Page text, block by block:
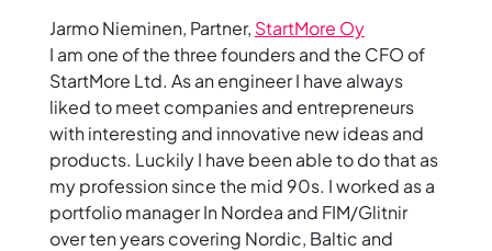
Jarmo Nieminen, Partner, StartMore Oy
I am one of the three founders and the CFO of
StartMore Ltd. As an engineer I have always
liked to meet companies and entrepreneurs
with interesting and innovative new ideas and
products. Luckily I have been able to do that as
my profession since the mid 90s. I worked as a
portfolio manager In Nordea and FIM/Glitnir
over ten years covering Nordic, Baltic and